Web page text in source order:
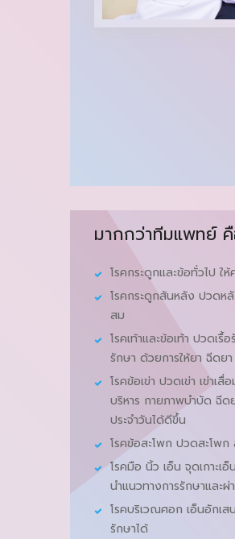
มากกว่าทีมแพทย์
โรคกระดูกและข้อทั่วไป ใ
โรคกระดูกสันหลัง ปวดหลั
สม
โรคเท้าและข้อเท้า ปวดเ
รักษา ด้วยการให้ยา ฉีดย
โรคข้อเข่า ปวดเข่า เข่าเ
บริหาร กายภาพบำบัด ฉีด
ประจำวันได้ดีขึ้น
โรคข้อสะโพก ปวดสะโพก
โรคมือ นิ้ว เอ็น จุดเกาะเ
นําแนวทางการรักษาและ
โรคบริเวณศอก เอ็นอักเ
รักษาได้